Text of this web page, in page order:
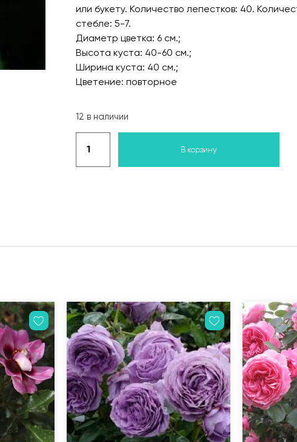
или букету. Количество лепестков: 40.
стебле: 5-7.
Диаметр цветка: 6 см.;
Высота куста: 40-60 см.;
Ширина куста: 40 см.;
Цветение: повторное
12 в наличии
В корзину